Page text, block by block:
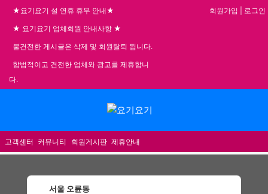
★요기요기 설 연휴 휴무 안내★
★ 요기요기 업체회원 안내사항 ★
불건전한 게시글은 삭제 및 회원탈퇴 됩니다.
합법적이고 건전한 업체와 광고를 제휴합니
다.
회원가입 로그인
고객센터 커뮤니티 회원게시판 제휴안내
서울 오륜동